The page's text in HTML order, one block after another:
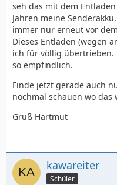
seh das mit dem
Jahren meine
immer nur erneut vor
Dieses Entladen (wegen
ich für völlig übertrieben.
so empfindlich.
Finde jetzt gerade auch
nochmal schauen wo das
Gruß Hartmut
kawareiter
Schüler